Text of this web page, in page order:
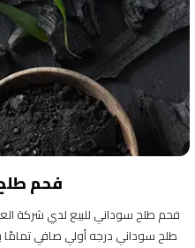
فحم
فحم طلح سوداني للبيع لدي شركة
طلح سوداني درجه أولي صافي تمامًا